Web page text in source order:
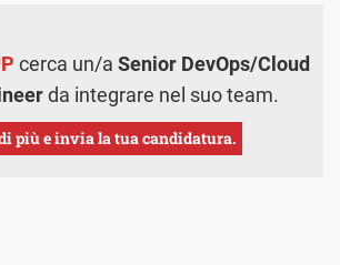
cerca un/a Senior DevOps/Cloud
da integrare nel suo team.
più e invia la tua candidatura.